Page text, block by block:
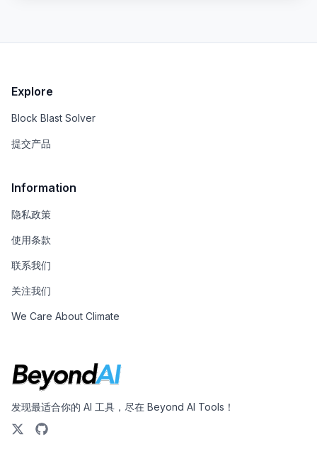
Explore
Block Blast Solver
提交产品
Information
隐私政策
使用条款
联系我们
关注我们
We Care About Climate
发现最适合你的 AI 工具，尽在 Beyond AI Tools！